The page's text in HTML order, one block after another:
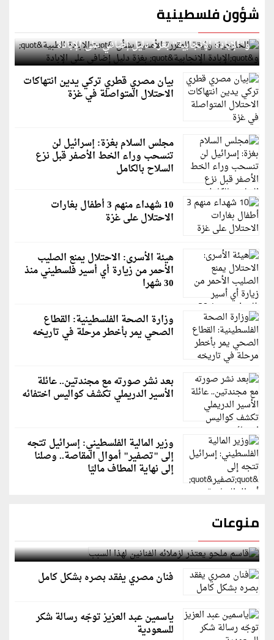
شؤون فلسطينية
الخارجية: وثيقة المقررة الأممية بشأن "الإبادة الطبية"
و"الإبادة الإنجابية" بغزة دليل إضافي على الإبادة
بيان مصري قطري تركي يدين انتهاكات
الاحتلال المتواصلة في غزة
مجلس السلام بغزة: إسرائيل لن
تنسحب وراء الخط الأصفر قبل نزع
السلاح بالكامل
10 شهداء منهم 3 أطفال بغارات
الاحتلال على غزة
هيئة الأسرى: الاحتلال يمنع الصليب
الأحمر من زيارة أي أسير فلسطيني منذ
30 شهرا
وزارة الصحة الفلسطينية: القطاع
الصحي يمر بأخطر مرحلة في تاريخه
بعد نشر صورته مع مجندتين.. عائلة
الأسير الدريملي تكشف كواليس اختفائه
وزير المالية الفلسطيني: إسرائيل تتجه
إلى "تصفير" أموال المقاصة.. وصلنا
إلى نهاية المطاف ماليًا
منوعات
قاسم ملحو يعتذر لزملائه الفنانين لهذا السبب
فنان مصري يفقد بصره بشكل كامل
ياسمين عبد العزيز توجّه رسالة شكر
للسعودية